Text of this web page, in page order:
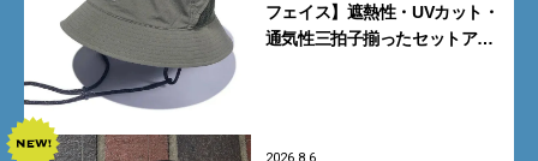
フェイス】遮熱性・UVカット・
通気性三拍子揃ったセットアッ
2026.8.6